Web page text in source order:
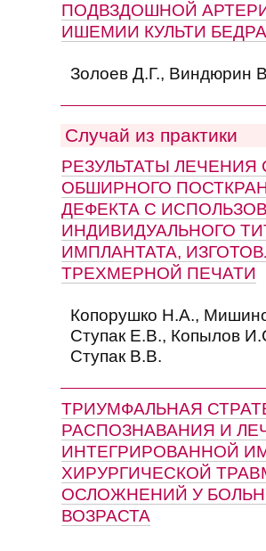
ПОДВЗДОШНОЙ
ИШЕМИИ КУЛЬТИ
Золоев Д.Г., Виндюрин
Случай из практики
РЕЗУЛЬТАТЫ
ОБШИРНОГО
ДЕФЕКТА С
ИНДИВИДУАЛЬНОГО
ИМПЛАНТАТА,
ТРЕХМЕРНОЙ ПЕЧАТИ
Копорушко Н.А.,
Ступак Е.В., Копылов
Ступак В.В.
ТРИУМФАЛЬНАЯ
РАСПОЗНАВАНИЯ И
ИНТЕГРИРОВАННОЙ
ХИРУРГИЧЕСКОЙ
ОСЛОЖНЕНИЙ У
ВОЗРАСТА